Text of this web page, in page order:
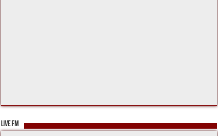
LIVE FM